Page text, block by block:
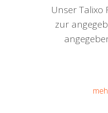
Unser Talixo
zur